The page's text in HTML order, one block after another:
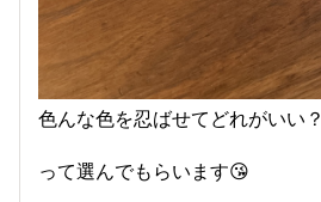
色んな色を忍ばせてどれがいい？
って選んでもらいます😘